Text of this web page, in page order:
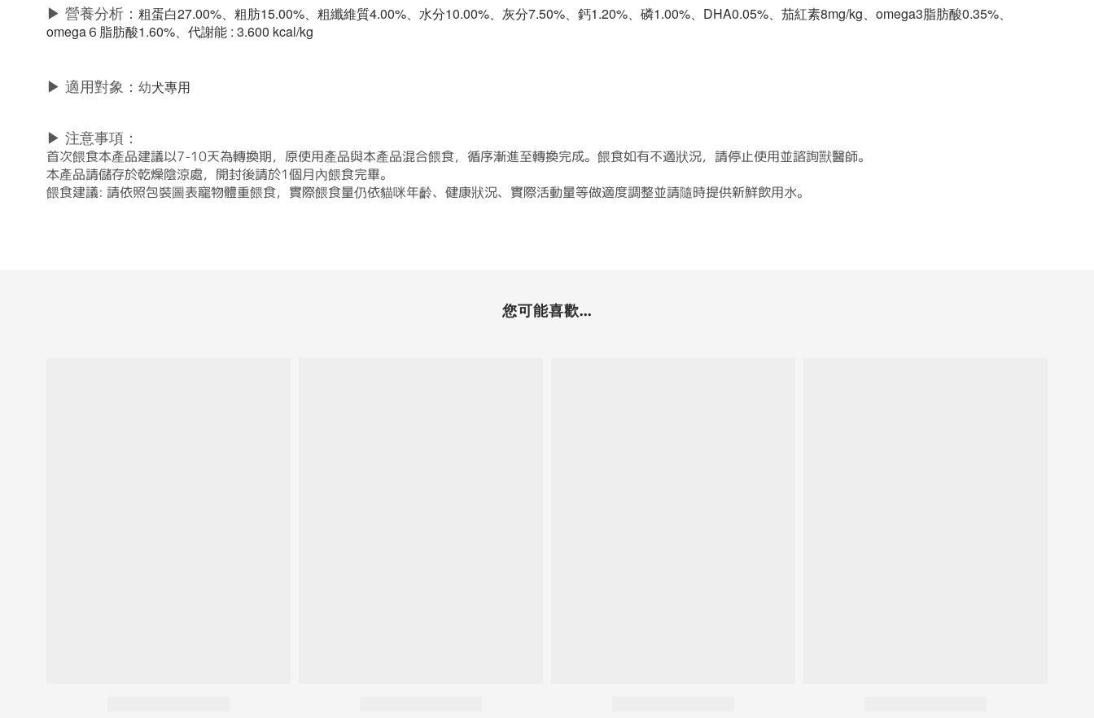
▶ 營養分析： 粗蛋白27.00%、粗肪15.00%、粗纖維質4.00%、水分10.00%、灰分7.50%、鈣1.20%、磷1.00%、DHA0.05%、茄紅素8mg/kg、omega3脂肪酸0.35%、
omega６脂肪酸1.60%、 代謝能 : 3.600 kcal/kg
▶ 適用對象： 幼犬專用
▶ 注意事項：
首次餵食本產品建議以7-10天為轉換期，原使用產品與本產品混合餵食，循序漸進至轉換完成。餵食如有不適狀況，請停止使用並諮詢獸醫師。
本產品請儲存於乾燥陰涼處，開封後請於1個月內餵食完畢。
餵食建議: 請依照包裝圖表寵物體重餵食，實際餵食量仍依貓咪年齡、健康狀況、實際活動量等做適度調整並請隨時提供新鮮飲用水。
您可能喜歡...